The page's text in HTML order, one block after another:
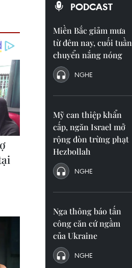
PODCAST
Miền Bắc giảm mưa
từ đêm nay, cuối tuần
chuyển nắng nóng
NGHE
Mỹ can thiệp khẩn
cấp, ngăn Israel mở
rộng đòn trừng phạt
Hezbollah
NGHE
Nga thông báo tấn
công căn cứ ngầm
của Ukraine
NGHE